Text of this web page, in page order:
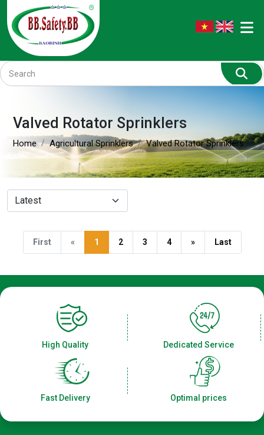
Valved Rotator Sprinklers
Home Agricultural Sprinklers Valved Rotator Sprinklers
First « 1 2 3 4 » Last
High Quality Dedicated Service
Fast Delivery Optimal prices